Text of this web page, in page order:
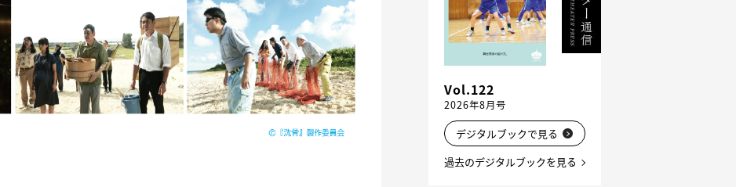
Vol.122
2026年8月号
デジタルブックで見る
過去のデジタルブックを見る